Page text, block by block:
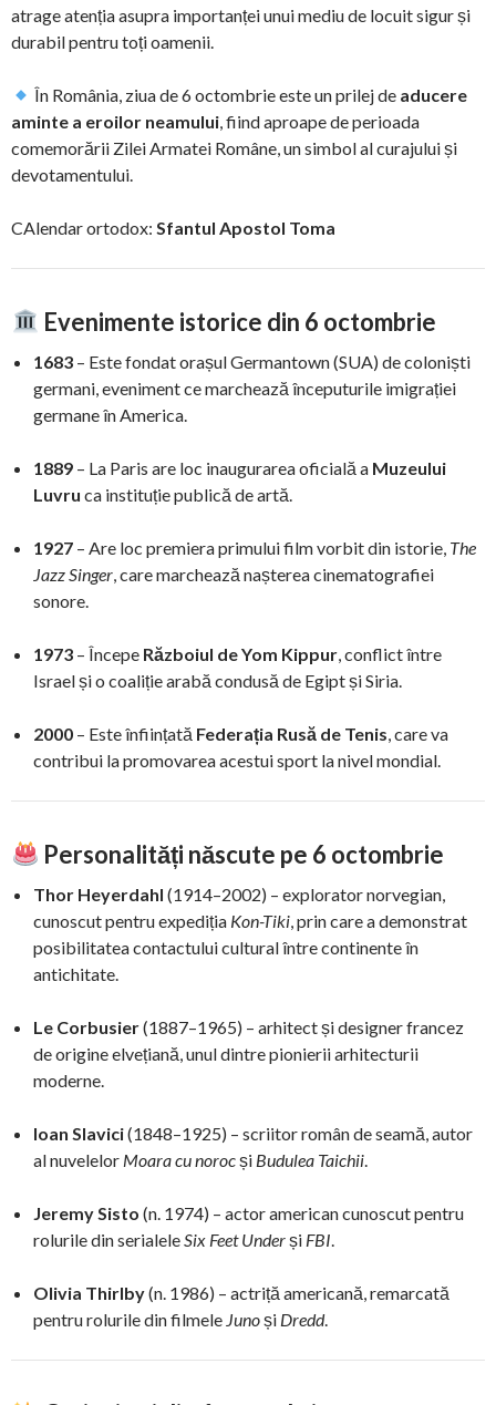
atrage atenția asupra importanței unui mediu de locuit sigur și
durabil pentru toți oamenii.
În România, ziua de 6 octombrie este un prilej de aducere
aminte a eroilor neamului, fiind aproape de perioada
comemorării Zilei Armatei Române, un simbol al curajului și
devotamentului.
CAlendar ortodox: Sfantul Apostol Toma
Evenimente istorice din 6 octombrie
1683 – Este fondat orașul Germantown (SUA) de coloniști
germani, eveniment ce marchează începuturile imigrației
germane în America.
1889 – La Paris are loc inaugurarea oficială a Muzeului
Luvru ca instituție publică de artă.
1927 – Are loc premiera primului film vorbit din istorie, The
Jazz Singer, care marchează nașterea cinematografiei
sonore.
1973 – Începe Războiul de Yom Kippur, conflict între
Israel și o coaliție arabă condusă de Egipt și Siria.
2000 – Este înființată Federația Rusă de Tenis, care va
contribui la promovarea acestui sport la nivel mondial.
Personalități născute pe 6 octombrie
Thor Heyerdahl (1914–2002) – explorator norvegian,
cunoscut pentru expediția Kon-Tiki, prin care a demonstrat
posibilitatea contactului cultural între continente în
antichitate.
Le Corbusier(1887–1965) – arhitect și designer francez
de origine elvețiană, unul dintre pionierii arhitecturii
moderne.
Ioan Slavici(1848–1925) – scriitor român de seamă, autor
al nuvelelor Moara cu norocși Budulea Taichii.
Jeremy Sisto (n. 1974) – actor american cunoscut pentru
rolurile din serialeleSix Feet Underși FBI.
Olivia Thirlby(n. 1986) – actriță americană, remarcată
pentru rolurile din filmele Junoși Dredd.